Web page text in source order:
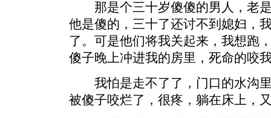
那是个三十岁傻傻的男人，老是
他是傻的，三十了还讨不到媳妇，
了。可是他们将我关起来，我想跑
傻子晚上冲进我的房里，死命的咬
我怕是走不了了，门口的水沟里
被傻子咬烂了，很疼，躺在床上，